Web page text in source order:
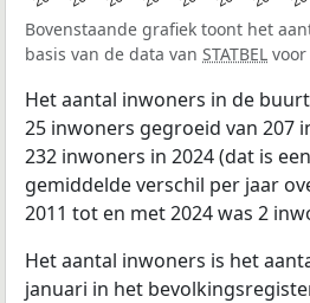
Bovenstaande grafiek toont het
basis van de data van STATBEL
Het aantal inwoners in de
25 inwoners gegroeid van 207
232 inwoners in 2024 (dat is
gemiddelde verschil per jaar
2011 tot en met 2024 was 2
Het aantal inwoners is het
januari in het